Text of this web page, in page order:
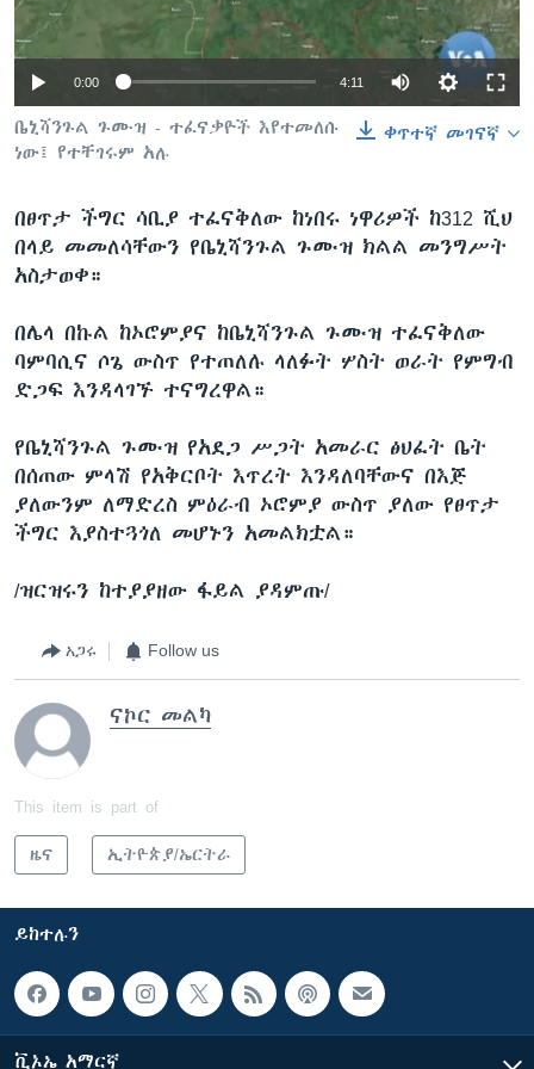
ቋንቋዎች
0:00 4:11
ቀጥተኛ መገናኛ
ቤኒሻንጉል ጉሙዝ - ተፈናቃዮች እየተመለሱ
ነው፤ የተቸገሩም አሉ
በፀጥታ ችግር ሳቢያ ተፈናቅለው ከነበሩ ነዋሪዎች ከ312 ሺህ
በላይ መመለሳቸውን የቤኒሻንጉል ጉሙዝ ክልል መንግሥት
አስታወቀ።
በሌላ በኩል ከኦሮምያና ከቤኒሻንጉል ጉሙዝ ተፈናቅለው
ባምባሲና ሶጌ ውስጥ የተጠለሉ ላለፉት ሦስት ወራት የምግብ
ድጋፍ እንዳላገኙ ተናግረዋል።
የቤኒሻንጉል ጉሙዝ የአደጋ ሥጋት አመራር ፅህፈት ቤት
በሰጠው ምላሽ የአቅርቦት እጥረት እንዳለባቸውና በእጅ
ያለውንም ለማድረስ ምዕራብ ኦሮምያ ውስጥ ያለው የፀጥታ
ችግር እያስተጓጎለ መሆኑን አመልክቷል።
/ዝርዝሩን ከተያያዘው ፋይል ያዳምጡ/
አጋሩ Follow us
ናኮር መልካ
This item is part of
ዜና ኢትዮጵያ/ኤርትራ
ይከተሉን
ቪኦኤ አማርኛ